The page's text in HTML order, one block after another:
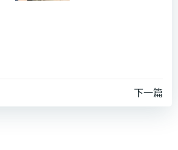
文
下一篇